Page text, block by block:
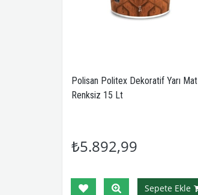
Polisan Politex Dekoratif Yarı Mat
Renksiz 15 Lt
₺5.892,99
Sepete Ekle